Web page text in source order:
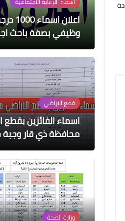
وظيفي بصفة باحث
قطع الاراضي
اسماء الفائزين بقطع
محافظة ذي قار وجبة
وزارة الصحة
الموقف الوبائي اليوم